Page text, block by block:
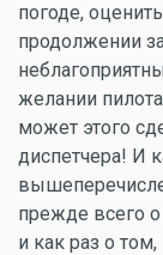
погоде,
продолжении
желании
может этого
диспетчера! И
прежде всего
и как раз о